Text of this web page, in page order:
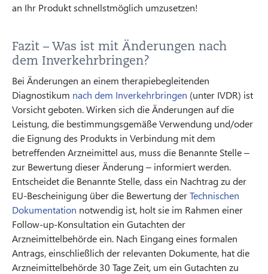
an Ihr Produkt schnellstmöglich umzusetzen!
Fazit – Was ist mit Änderungen nach
dem Inverkehrbringen?
Bei Änderungen an einem therapiebegleitenden
Diagnostikum nach dem Inverkehrbringen (unter IVDR) ist
Vorsicht geboten. Wirken sich die Änderungen auf die
Leistung, die bestimmungsgemäße Verwendung und/oder
die Eignung des Produkts in Verbindung mit dem
betreffenden Arzneimittel aus, muss die Benannte Stelle –
zur Bewertung dieser Änderung – informiert werden.
Entscheidet die Benannte Stelle, dass ein Nachtrag zu der
EU-Bescheinigung über die Bewertung derTechnischen
Dokumentation notwendig ist, holt sie im Rahmen einer
Follow-up-Konsultation ein Gutachten der
Arzneimittelbehörde ein. Nach Eingang eines formalen
Antrags, einschließlich der relevanten Dokumente, hat die
Arzneimittelbehörde 30 Tage Zeit, um ein Gutachten zu